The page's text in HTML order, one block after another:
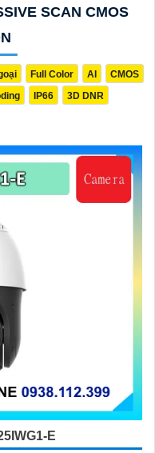
SCAN CMOS
Full Color AI
CMOS
IP66 3D DNR
E